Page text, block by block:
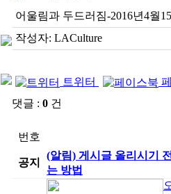
어울림과 두드러짐-2016년4월
작성자: LACulture
트위터
댓글 : 0 건
번호
공지
(알림) 게시글 올리시기
는 방법